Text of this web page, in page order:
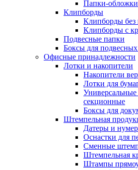
Папки-
Клипборды
Клипборды
Клипборды с
Подвесные папки
Боксы для
Офисные принадлежности
Лотки и накопители
Накопители
Лотки для
Универсальные
секционные
Боксы для
Штемпельная
Датеры и
Оснастки для
Сменные
Штемпельная
Штампы